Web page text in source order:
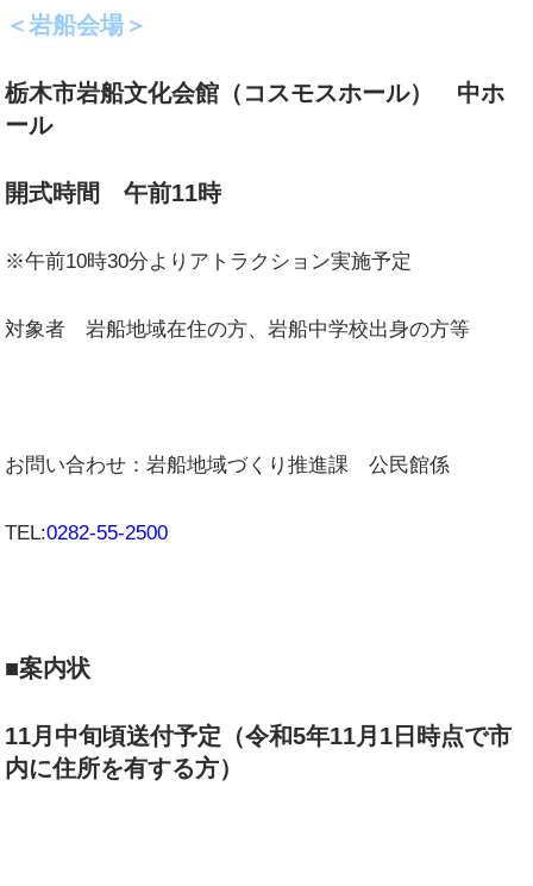
＜岩船会場＞
栃木市岩船文化会館（コスモスホール） 中ホ
ール
開式時間 午前11時
※午前10時30分よりアトラクション実施予定
対象者 岩船地域在住の方、岩船中学校出身の方等
お問い合わせ：岩船地域づくり推進課 公民館係
TEL:0282-55-2500
■案内状
11月中旬頃送付予定（令和5年11月1日時点で市
内に住所を有する方）